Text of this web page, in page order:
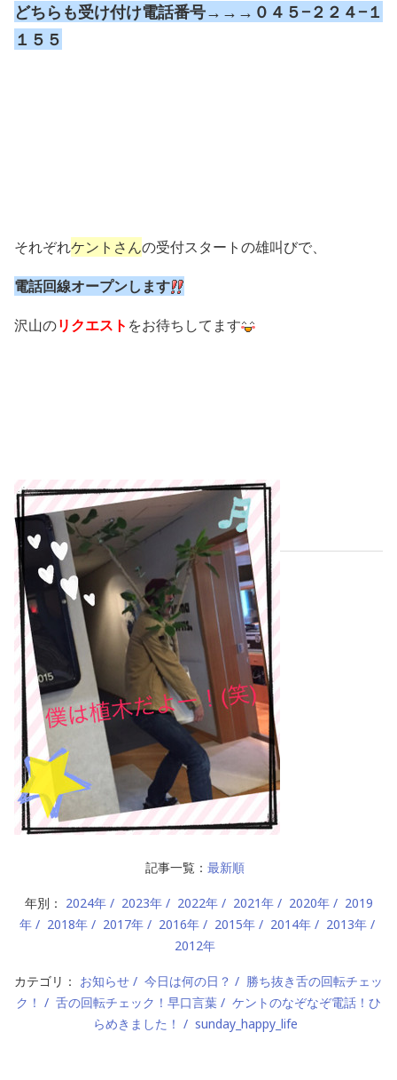
どちらも受け付け電話番号→→→０４５−２２４−１
１５５
それぞれケントさんの受付スタートの雄叫びで、
電話回線オープンします
沢山のリクエスト をお待ちしてます
記事一覧： 最新順
年別： 2024年 2023年 2022年 2021年 2020年
2019
年
2018年 2017年 2016年 2015年 2014年
2013年
2012年
カテゴリ： お知らせ 今日は何の日？
勝ち抜き舌の回転チェッ
ク！
舌の回転チェック！早口言葉
ケントのなぞなぞ電話！ひ
らめきました！
sunday_happy_life